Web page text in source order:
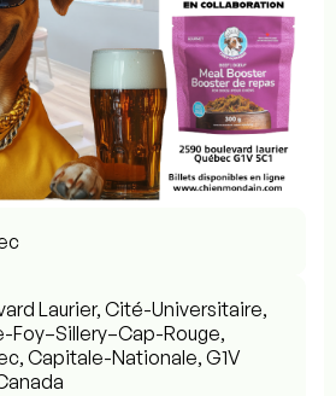
Laurier, Cité-Universitaire,
Foy–Sillery–Cap-Rouge,
Capitale-Nationale, G1V